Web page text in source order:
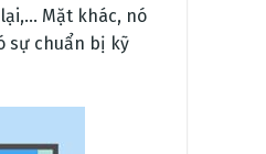
Mặt khác, nó
sự chuẩn bị kỹ